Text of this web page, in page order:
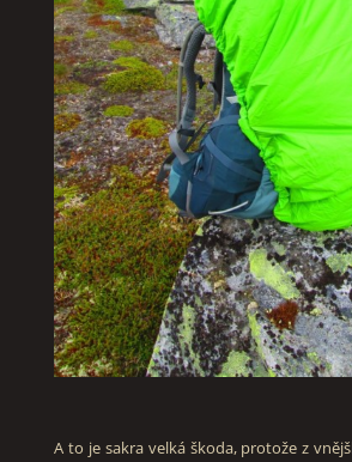
A to je sakra velká škoda, protože z